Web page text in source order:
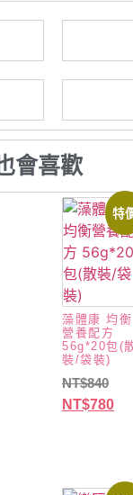
會喜歡
特
藻體康 均衡
營養配方
56g*20包(
裝/袋裝)
NT$840
NT$780